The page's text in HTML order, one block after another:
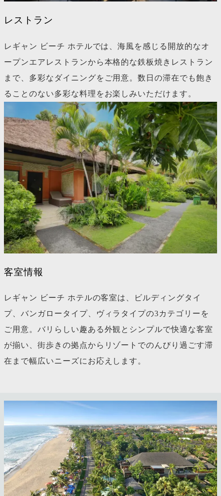
レストラン
レギャン ビーチ ホテルでは、海風を感じる開放的なオ
ープンエアレストランから本格的な鉄板焼きレストラン
まで、多彩なダイニングをご用意。数日の滞在でも飽き
ることのない多彩な料理をお楽しみいただけます。
客室情報
レギャン ビーチ ホテルの客室は、ビルディングタイ
プ、バンガロータイプ、ヴィラタイプの3カテゴリーを
ご用意。バリらしい趣ある外観とシンプルで快適な客室
が揃い、街歩きの拠点からリゾートでのんびり過ごす滞
在まで幅広いニーズにお応えします。